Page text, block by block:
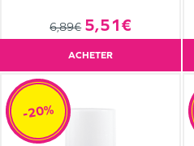
6,89€ 5,51€
ACHETER
-20%